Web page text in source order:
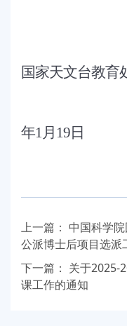
国家天文台教育
年1月19日
上一篇： 中国科学
公派博士后项目选派
下一篇： 关于2025-
课工作的通知